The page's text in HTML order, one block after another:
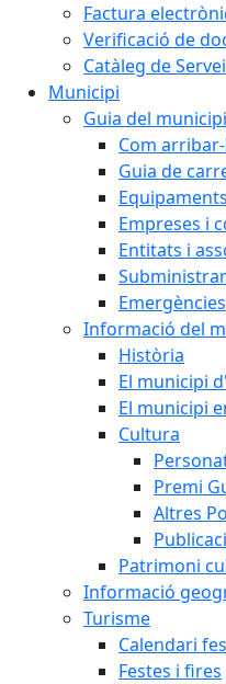
Factura
Verificació de
Catàleg de
Municipi
Guia del municipi
Com
Guia de
Equipaments
Empreses i
Entitats i
Emergències
Informació del
Història
El municipi
El municipi
Cultura
Premi
Altres
Patrimoni
Informació
Turisme
Calendari
Festes i fires